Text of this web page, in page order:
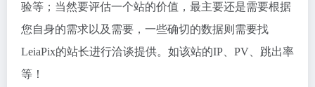
验等；当然要评估一个站的价值，最主要还是需要根据
您自身的需求以及需要，一些确切的数据则需要找
LeiaPix的站长进行洽谈提供。如该站的IP、PV、跳出率
等！